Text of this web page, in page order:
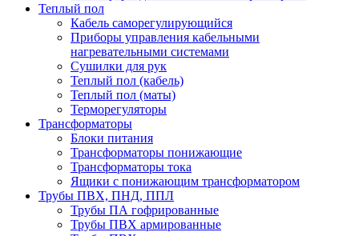
Теплый пол
Кабель саморегулирующийся
Приборы управления кабельными
нагревательными системами
Сушилки для рук
Теплый пол (кабель)
Теплый пол (маты)
Терморегуляторы
Трансформаторы
Блоки питания
Трансформаторы понижающие
Трансформаторы тока
Ящики с понижающим трансформатором
Трубы ПВХ, ПНД, ППЛ
Трубы ПА гофрированные
Трубы ПВХ армированные